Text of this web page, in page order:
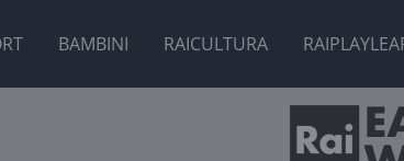
BAMBINI RAICULTURA